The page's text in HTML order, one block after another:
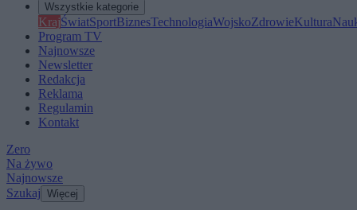
Wszystkie kategorie
KrajŚwiatSportBiznesTechnologiaWojskoZdrowieKultura
Program TV
Najnowsze
Newsletter
Redakcja
Reklama
Regulamin
Kontakt
Zero
Na żywo
Najnowsze
Szukaj Więcej